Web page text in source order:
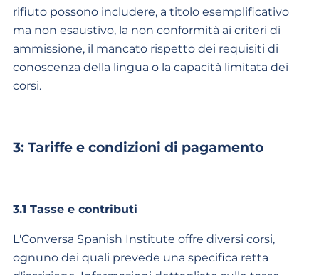
rifiuto possono includere, a titolo esemplificativo
ma non esaustivo, la non conformità ai criteri di
ammissione, il mancato rispetto dei requisiti di
conoscenza della lingua o la capacità limitata dei
corsi.
3: Tariffe e condizioni di pagamento
3.1 Tasse e contributi
L'Conversa Spanish Institute offre diversi corsi,
ognuno dei quali prevede una specifica retta